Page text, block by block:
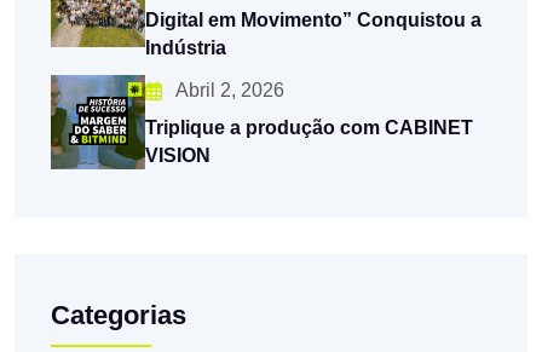
Digital em Movimento” Conquistou a
Indústria
Abril 2, 2026
Triplique a produção com CABINET
VISION
Categorias